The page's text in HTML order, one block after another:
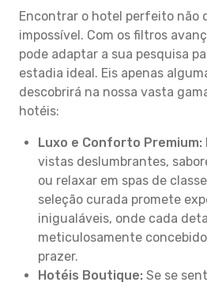
Encontrar o hotel perfeito não
impossível. Com os filtros
pode adaptar a sua pesquisa
estadia ideal. Eis apenas
descobrirá na nossa vasta
hotéis:
Luxo e Conforto Premium:
vistas deslumbrantes,
ou relaxar em spas de
seleção curada promete
inigualáveis, onde cada
meticulosamente
prazer.
Hotéis Boutique: Se se